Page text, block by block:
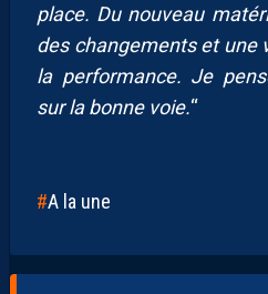
place. Du nouveau
des changements et une
la performance. Je
sur la bonne voie.“
A la une